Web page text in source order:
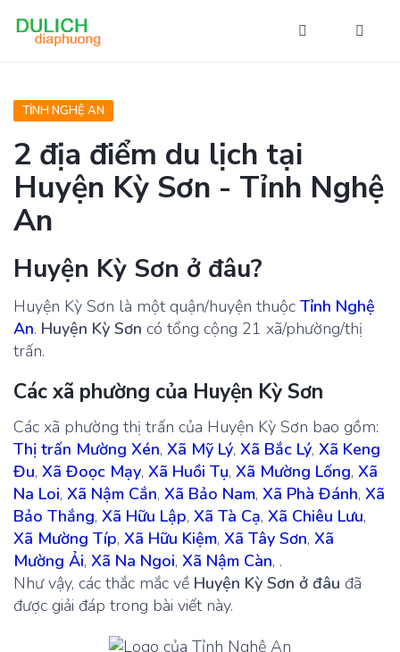
TỈNH NGHỆ AN
2 địa điểm du lịch tại
Huyện Kỳ Sơn - Tỉnh Nghệ
An
Huyện Kỳ Sơn ở đâu?
Huyện Kỳ Sơn là một quận/huyện thuộc Tỉnh Nghệ
An. Huyện Kỳ Sơn có tổng cộng 21 xã/phường/thị
trấn.
Các xã phường của Huyện Kỳ Sơn
Các xã phường thị trấn của Huyện Kỳ Sơn bao gồm:
Thị trấn Mường Xén, Xã Mỹ Lý, Xã Bắc Lý, Xã Keng
Đu, Xã Đoọc Mạy, Xã Huồi Tụ, Xã Mường Lống, Xã
Na Loi, Xã Nậm Cắn, Xã Bảo Nam, Xã Phà Đánh, Xã
Bảo Thắng, Xã Hữu Lập, Xã Tà Cạ, Xã Chiêu Lưu,
Xã Mường Típ, Xã Hữu Kiệm, Xã Tây Sơn, Xã
Mường Ải, Xã Na Ngoi, Xã Nậm Càn, .
Như vậy, các thắc mắc về Huyện Kỳ Sơn ở đâu đã
được giải đáp trong bài viết này.